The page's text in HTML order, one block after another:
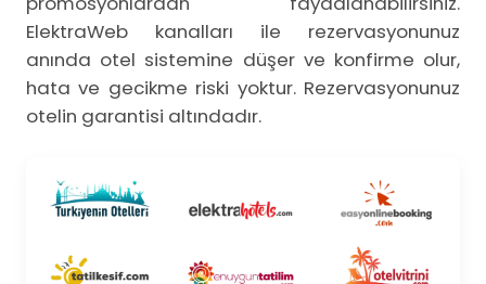
ElektraWeb kanalları ile rezervasyonunuz
anında otel sistemine düşer ve konfirme olur,
hata ve gecikme riski yoktur. Rezervasyonunuz
otelin garantisi altındadır.